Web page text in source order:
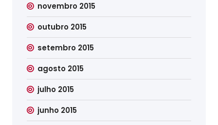
novembro 2015
outubro 2015
setembro 2015
agosto 2015
julho 2015
junho 2015